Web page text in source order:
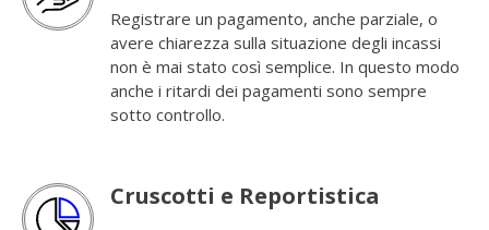
Registrare un pagamento, anche parziale, o
avere chiarezza sulla situazione degli incassi
non è mai stato così semplice. In questo modo
anche i ritardi dei pagamenti sono sempre
sotto controllo.
Cruscotti e Reportistica